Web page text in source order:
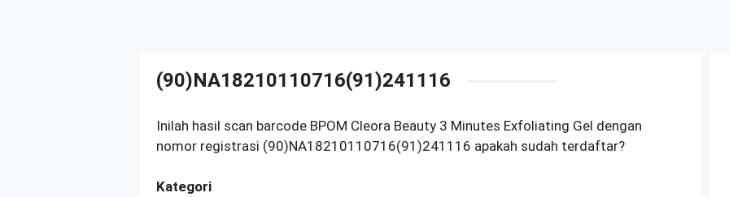
(90)NA18210110716(91)241116
Inilah hasil scan barcode BPOM Cleora Beauty 3 Minutes Exfoliating Gel dengan
nomor registrasi (90)NA18210110716(91)241116 apakah sudah terdaftar?
Kategori